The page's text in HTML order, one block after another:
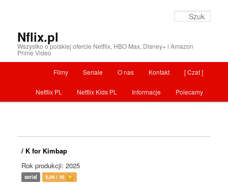
Nflix.pl
Wszystko o polskiej ofercie Netflix, HBO Max, Disney+ i Amazon
Prime Video
Menu główne
Przeskocz do tekstu [ Czat ]
Kontakt
O nas
Seriale
Filmy
Polecamy
Informacje
Netflix Kids PL
Netflix PL
/ K for Kimbap
Rok produkcji: 2025
serial 5,04 / 10